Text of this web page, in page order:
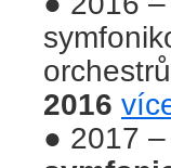
orchestrů
2016
● 2017